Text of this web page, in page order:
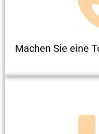
Machen Sie eine